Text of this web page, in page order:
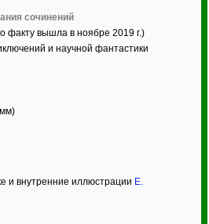
сочинений
факту вышла в ноябре 2019 г.)
и научной фантастики
и внутренние иллюстрации Е.